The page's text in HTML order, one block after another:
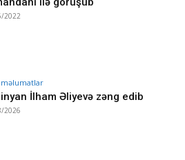
2022
məlumatlar
İlham Əliyevə zəng edib
2026